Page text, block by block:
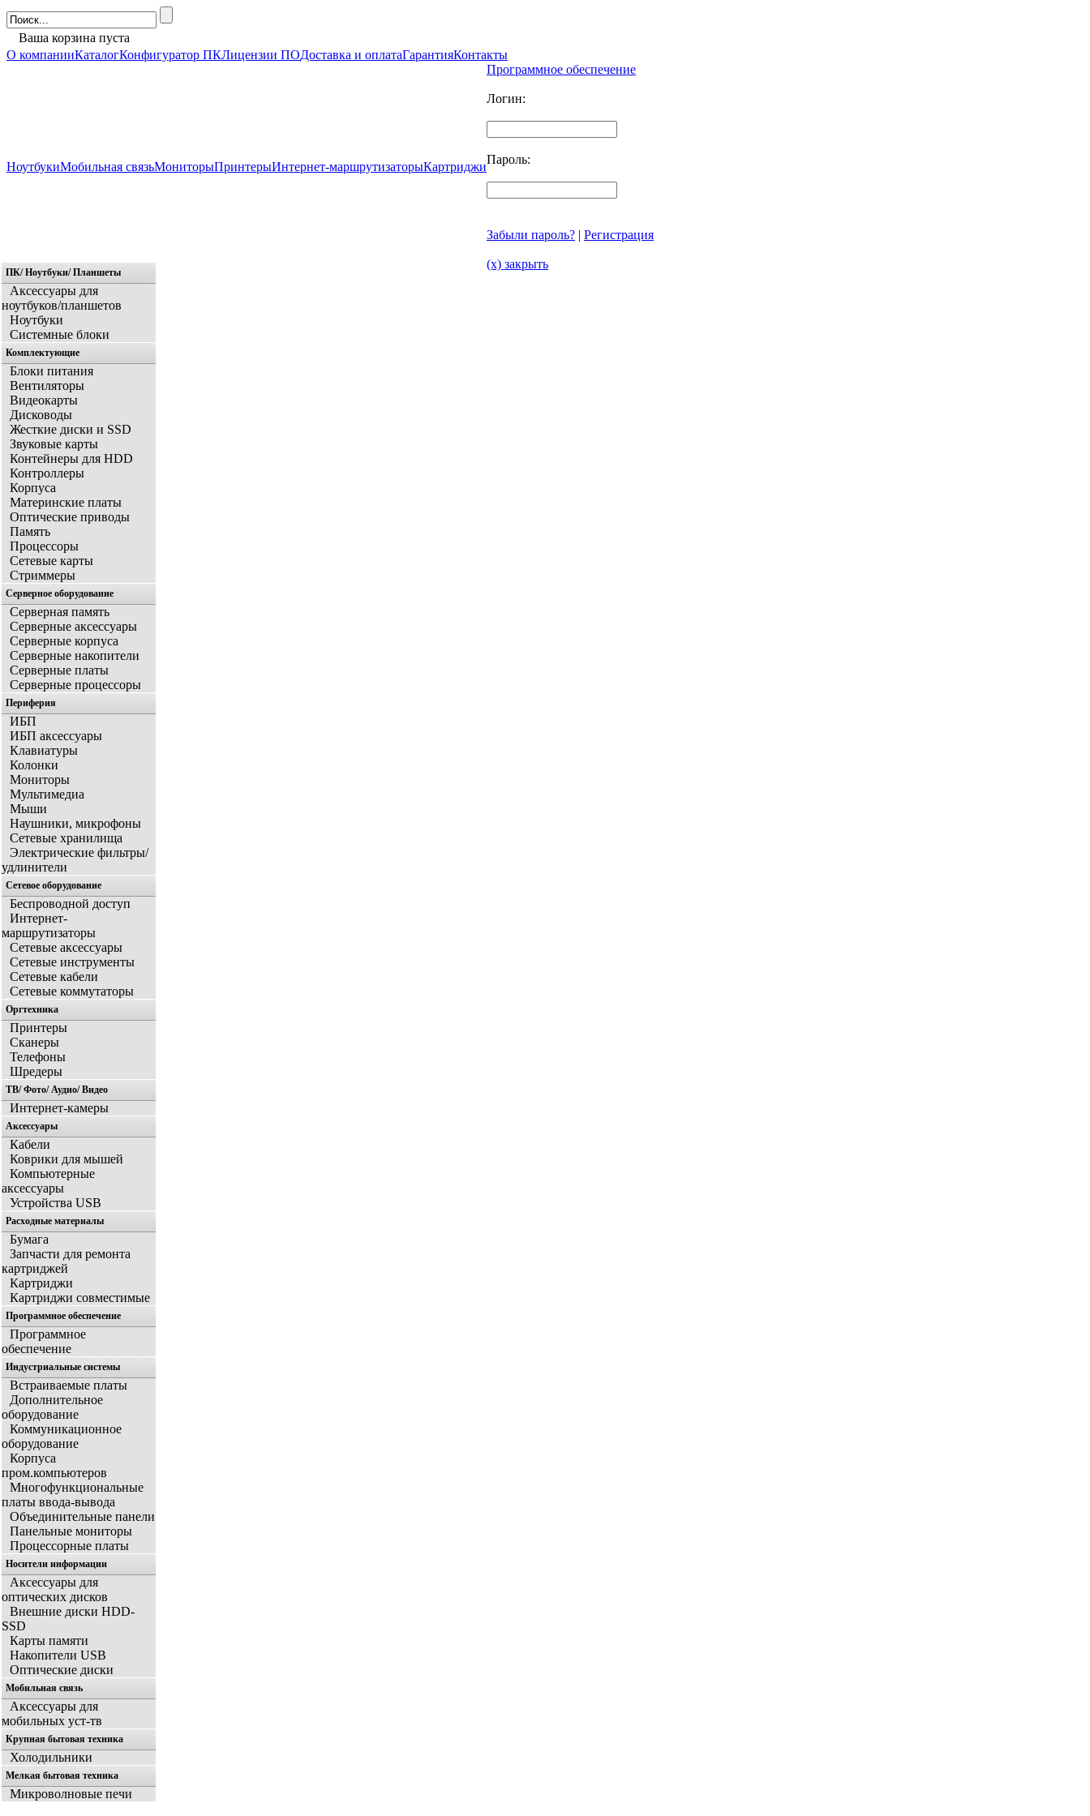
Ваша корзина пуста
О компанииКаталогКонфигуратор ПКЛицензии ПОДоставка и оплатаГарантияКонтакты
НоутбукиМобильная связьМониторыПринтерыИнтернет-маршрутизаторыКартриджи
Программное обеспечение
Логин:
Пароль:
Забыли пароль? | Регистрация
(x) закрыть
Главная
ПК/ Ноутбуки/ Планшеты
Аксессуары для
ноутбуков/планшетов
Ноутбуки
Системные блоки
Комплектующие
Блоки питания
Вентиляторы
Видеокарты
Дисководы
Жесткие диски и SSD
Звуковые карты
Контейнеры для HDD
Контроллеры
Корпуса
Материнские платы
Оптические приводы
Память
Процессоры
Сетевые карты
Стриммеры
Серверное оборудование
Серверная память
Серверные аксессуары
Серверные корпуса
Серверные накопители
Серверные платы
Серверные процессоры
Периферия
ИБП
ИБП аксессуары
Клавиатуры
Колонки
Мониторы
Мультимедиа
Мыши
Наушники, микрофоны
Сетевые хранилища
Электрические фильтры/
удлинители
Сетевое оборудование
Беспроводной доступ
Интернет-
маршрутизаторы
Сетевые аксессуары
Сетевые инструменты
Сетевые кабели
Сетевые коммутаторы
Оргтехника
Принтеры
Сканеры
Телефоны
Шредеры
ТВ/ Фото/ Аудио/ Видео
Интернет-камеры
Аксессуары
Кабели
Коврики для мышей
Компьютерные
аксессуары
Устройства USB
Расходные материалы
Бумага
Запчасти для ремонта
картриджей
Картриджи
Картриджи совместимые
Программное обеспечение
Программное
обеспечение
Индустриальные системы
Встраиваемые платы
Дополнительное
оборудование
Коммуникационное
оборудование
Корпуса
пром.компьютеров
Многофункциональные
платы ввода-вывода
Объединительные панели
Панельные мониторы
Процессорные платы
Носители информации
Аксессуары для
оптических дисков
Внешние диски HDD-
SSD
Карты памяти
Накопители USB
Оптические диски
Мобильная связь
Аксессуары для
мобильных уст-тв
Крупная бытовая техника
Холодильники
Мелкая бытовая техника
Микроволновые печи